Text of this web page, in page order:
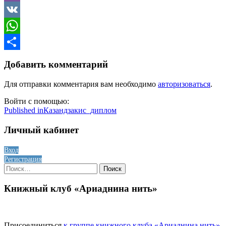
Viber
VK
WhatsApp
Добавить комментарий
Для отправки комментария вам необходимо авторизоваться.
Войти с помощью:
Навигация
по
Published inКазандзакис_диплом
Личный кабинет
Вход
Регистрация
Найти:
Книжный клуб «Ариаднина нить»